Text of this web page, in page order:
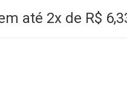
até 2x de R$